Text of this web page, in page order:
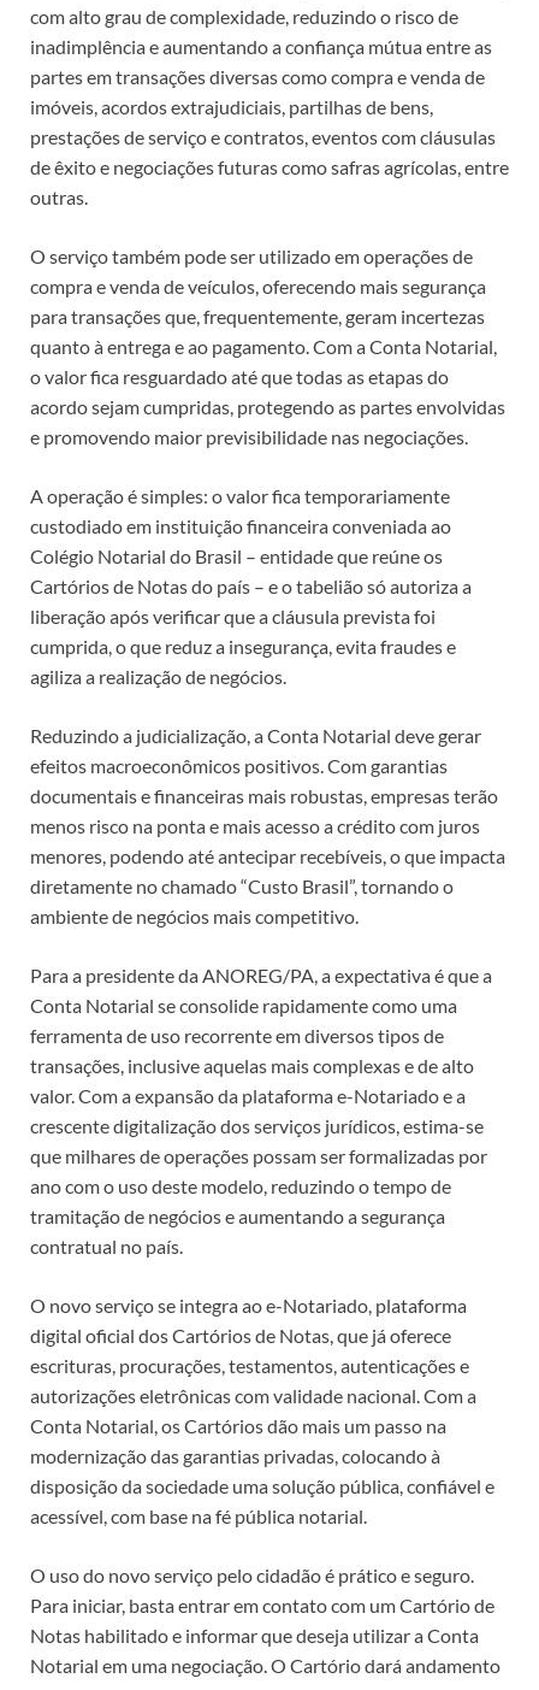
com alto grau de complexidade, reduzindo o risco de
inadimplência e aumentando a confiança mútua entre as
partes em transações diversas como compra e venda de
imóveis, acordos extrajudiciais, partilhas de bens,
prestações de serviço e contratos, eventos com cláusulas
de êxito e negociações futuras como safras agrícolas, entre
outras.
O serviço também pode ser utilizado em operações de
compra e venda de veículos, oferecendo mais segurança
para transações que, frequentemente, geram incertezas
quanto à entrega e ao pagamento. Com a Conta Notarial,
o valor fica resguardado até que todas as etapas do
acordo sejam cumpridas, protegendo as partes envolvidas
e promovendo maior previsibilidade nas negociações.
A operação é simples: o valor fica temporariamente
custodiado em instituição financeira conveniada ao
Colégio Notarial do Brasil – entidade que reúne os
Cartórios de Notas do país – e o tabelião só autoriza a
liberação após verificar que a cláusula prevista foi
cumprida, o que reduz a insegurança, evita fraudes e
agiliza a realização de negócios.
Reduzindo a judicialização, a Conta Notarial deve gerar
efeitos macroeconômicos positivos. Com garantias
documentais e financeiras mais robustas, empresas terão
menos risco na ponta e mais acesso a crédito com juros
menores, podendo até antecipar recebíveis, o que impacta
diretamente no chamado “Custo Brasil”, tornando o
ambiente de negócios mais competitivo.
Para a presidente da ANOREG/PA, a expectativa é que a
Conta Notarial se consolide rapidamente como uma
ferramenta de uso recorrente em diversos tipos de
transações, inclusive aquelas mais complexas e de alto
valor. Com a expansão da plataforma e-Notariado e a
crescente digitalização dos serviços jurídicos, estima-se
que milhares de operações possam ser formalizadas por
ano com o uso deste modelo, reduzindo o tempo de
tramitação de negócios e aumentando a segurança
contratual no país.
O novo serviço se integra ao e-Notariado, plataforma
digital oficial dos Cartórios de Notas, que já oferece
escrituras, procurações, testamentos, autenticações e
autorizações eletrônicas com validade nacional. Com a
Conta Notarial, os Cartórios dão mais um passo na
modernização das garantias privadas, colocando à
disposição da sociedade uma solução pública, confiável e
acessível, com base na fé pública notarial.
O uso do novo serviço pelo cidadão é prático e seguro.
Para iniciar, basta entrar em contato com um Cartório de
Notas habilitado e informar que deseja utilizar a Conta
Notarial em uma negociação. O Cartório dará andamento